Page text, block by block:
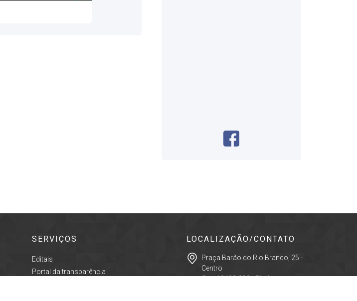
SERVIÇOS
Editais
Portal da transparência
LOCALIZAÇÃO/CONTATO
Praça Barão do Rio Branco, 25 -
Centro
Cep: 12400-280 - Pindamonhangaba -